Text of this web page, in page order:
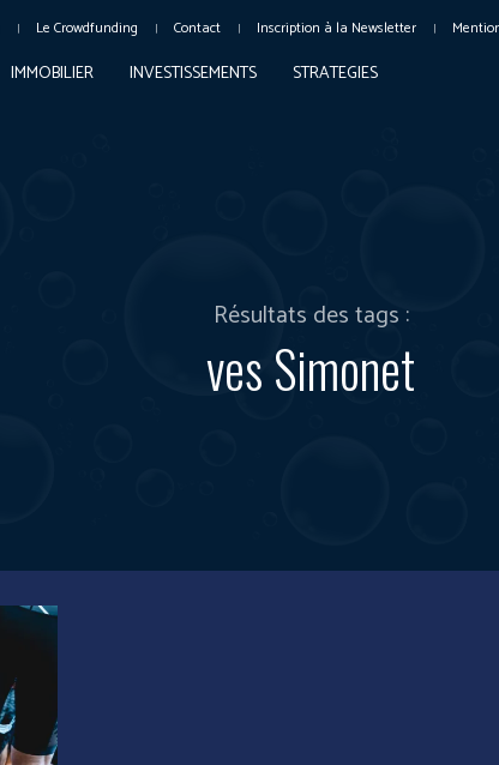
Le Crowdfunding Contact Inscription à la Newsletter
IMMOBILIER INVESTISSEMENTS STRATEGIES
Résultats des tags :
ves Simonet